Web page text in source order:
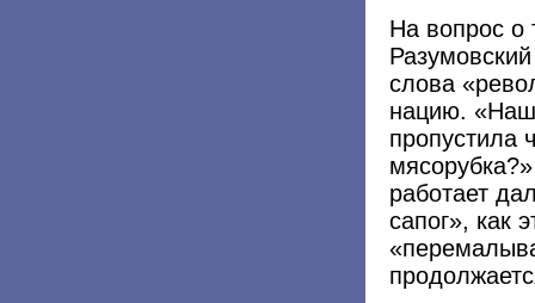
На вопрос о
слова
нацию.
пропустила
работает
сапог», как